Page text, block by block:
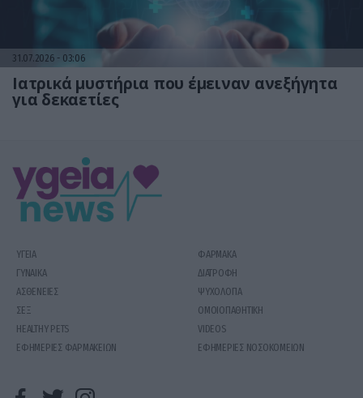
31.07.2026 03:06
Ιατρικά μυστήρια που έμειναν ανεξήγητα
για δεκαετίες
ΥΓΕΙΑ
ΦΑΡΜΑΚΑ
ΓΥΝΑΙΚΑ
ΔΙΑΤΡΟΦΗ
ΑΣΘΕΝΕΙΕΣ
ΨΥΧΟΛΟΓΙΑ
ΣΕΞ
ΟΜΟΙΟΠΑΘΗΤΙΚΗ
HEALTHY PETS
VIDEOS
ΕΦΗΜΕΡΙΕΣ ΦΑΡΜΑΚΕΙΩΝ
ΕΦΗΜΕΡΙΕΣ ΝΟΣΟΚΟΜΕΙΩΝ